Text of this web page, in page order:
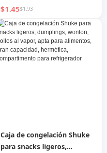
Utensilio Práctico Cesta de
Almacenamiento de Frutas y
Snacks Recortada Cesta de
Picnic de Plástico Portátil
$1.45$1.93
Caja de congelación Shuke
para snacks ligeros,